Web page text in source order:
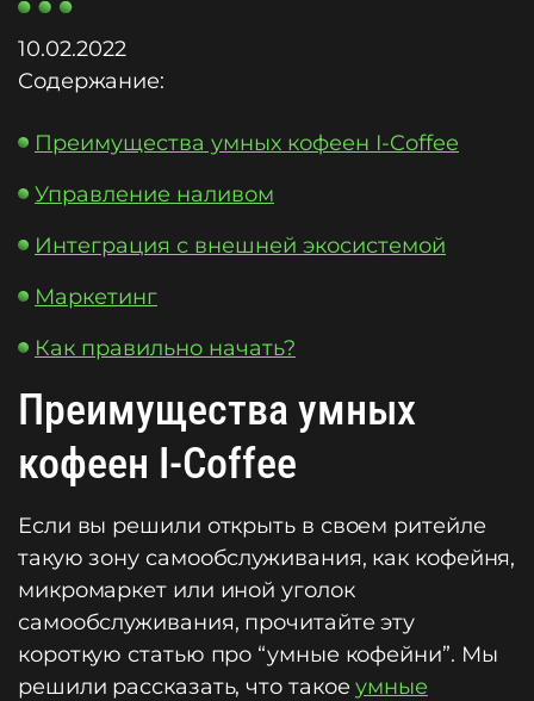
10.02.2022
Содержание:
Преимущества умных кофеен I-Coffee
Управление наливом
Интеграция с внешней экосистемой
Маркетинг
Как правильно начать?
Преимущества умных
кофеен I-Coffee
Если вы решили открыть в своем ритейле
такую зону самообслуживания, как кофейня,
микромаркет или иной уголок
самообслуживания, прочитайте эту
короткую статью про “умные кофейни”. Мы
решили рассказать, что такоеумные